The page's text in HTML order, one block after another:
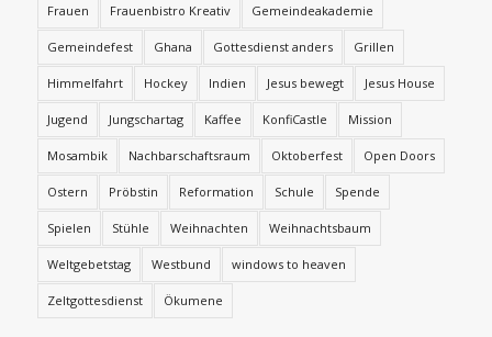
Frauen Frauenbistro Kreativ Gemeindeakademie
Gemeindefest Ghana Gottesdienst anders Grillen
Himmelfahrt Hockey Indien Jesus bewegt Jesus House
Jugend Jungschartag Kaffee KonfiCastle Mission
Mosambik Nachbarschaftsraum Oktoberfest Open Doors
Ostern Pröbstin Reformation Schule Spende
Spielen Stühle Weihnachten Weihnachtsbaum
Weltgebetstag Westbund windows to heaven
Zeltgottesdienst Ökumene